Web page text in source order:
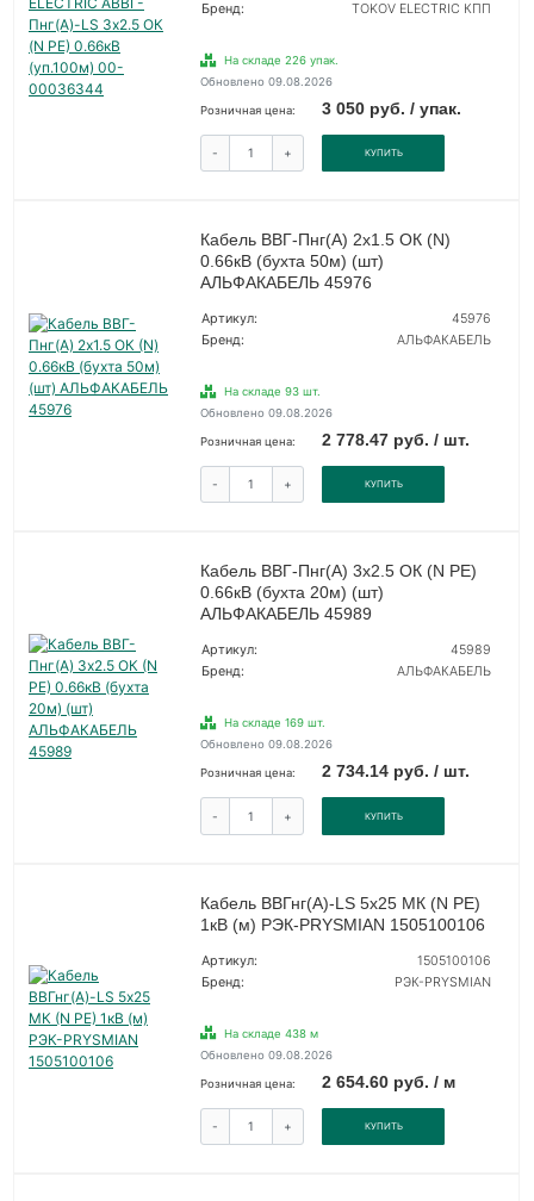
Бренд:
TOKOV ELECTRIC КПП
На складе 226 упак.
Обновлено 09.08.2026
Розничная цена: 3 050 руб. / упак.
- + КУПИТЬ
Кабель ВВГ-Пнг(А) 2х1.5 ОК (N)
0.66кВ (бухта 50м) (шт)
АЛЬФАКАБЕЛЬ 45976
Артикул:
45976
Бренд:
АЛЬФАКАБЕЛЬ
На складе 93 шт.
Обновлено 09.08.2026
Розничная цена: 2 778.47 руб. / шт.
- + КУПИТЬ
Кабель ВВГ-Пнг(А) 3х2.5 ОК (N PE)
0.66кВ (бухта 20м) (шт)
АЛЬФАКАБЕЛЬ 45989
Артикул:
45989
Бренд:
АЛЬФАКАБЕЛЬ
На складе 169 шт.
Обновлено 09.08.2026
Розничная цена: 2 734.14 руб. / шт.
- + КУПИТЬ
Кабель ВВГнг(А)-LS 5х25 МК (N PE)
1кВ (м) РЭК-PRYSMIAN 1505100106
Артикул:
1505100106
Бренд:
РЭК-PRYSMIAN
На складе 438 м
Обновлено 09.08.2026
Розничная цена: 2 654.60 руб. / м
- + КУПИТЬ